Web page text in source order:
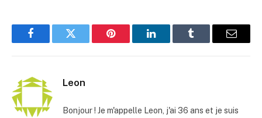
FacebookTwitter Pinterest LinkedInTumblr
E-
Leon
Bonjour ! Je m'appelle Leon, j'ai 36 ans et je suis